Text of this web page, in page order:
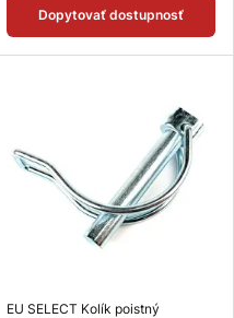
Dopytovať dostupnosť
EU SELECT Kolík poistný